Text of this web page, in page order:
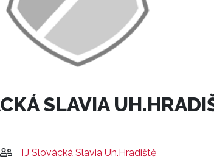
SLAVIA
TJ Slovácká Slavia Uh.Hradiště